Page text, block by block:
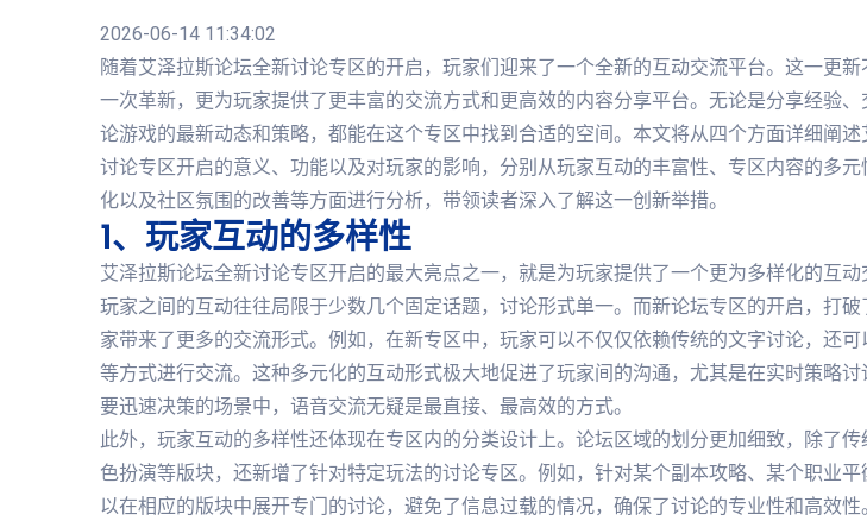
2026-06-14 11:34:02
随着艾泽拉斯论坛全新讨论专区的开启，玩家们迎来了一个全新的互动交流平台。这一更
一次革新，更为玩家提供了更丰富的交流方式和更高效的内容分享平台。无论是分享经验
论游戏的最新动态和策略，都能在这个专区中找到合适的空间。本文将从四个方面详细阐
讨论专区开启的意义、功能以及对玩家的影响，分别从玩家互动的丰富性、专区内容的多
化以及社区氛围的改善等方面进行分析，带领读者深入了解这一创新举措。
1、玩家互动的多样性
艾泽拉斯论坛全新讨论专区开启的最大亮点之一，就是为玩家提供了一个更为多样化的互动
玩家之间的互动往往局限于少数几个固定话题，讨论形式单一。而新论坛专区的开启，打
家带来了更多的交流形式。例如，在新专区中，玩家可以不仅仅依赖传统的文字讨论，还
等方式进行交流。这种多元化的互动形式极大地促进了玩家间的沟通，尤其是在实时策略
要迅速决策的场景中，语音交流无疑是最直接、最高效的方式。
此外，玩家互动的多样性还体现在专区内的分类设计上。论坛区域的划分更加细致，除了传
色扮演等版块，还新增了针对特定玩法的讨论专区。例如，针对某个副本攻略、某个职业
以在相应的版块中展开专门的讨论，避免了信息过载的情况，确保了讨论的专业性和高效